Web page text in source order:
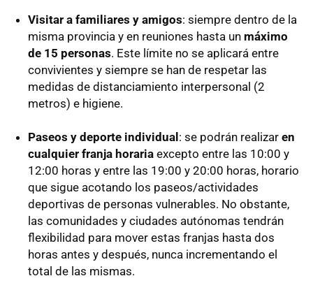
Visitar a familiares y amigos: siempre dentro de la
misma provincia y en reuniones hasta un máximo
de 15 personas. Este límite no se aplicará entre
convivientes y siempre se han de respetar las
medidas de distanciamiento interpersonal (2
metros) e higiene.
Paseos y deporte individual : se podrán realizar en
cualquier franja horaria excepto entre las 10:00 y
12:00 horas y entre las 19:00 y 20:00 horas, horario
que sigue acotando los paseos/actividades
deportivas de personas vulnerables. No obstante,
las comunidades y ciudades autónomas tendrán
flexibilidad para mover estas franjas hasta dos
horas antes y después, nunca incrementando el
total de las mismas.